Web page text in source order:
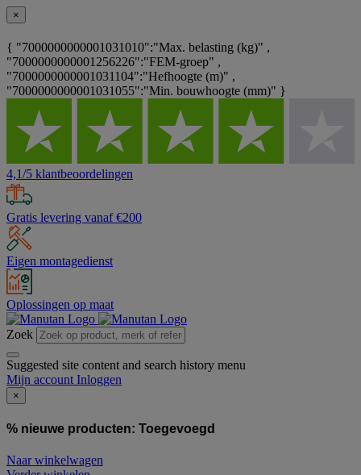
×
{ "7000000000001031010":"Max. belasting (kg)" ,
"7000000000001256226":"FEM-groep" ,
"7000000000001031104":"Hefhoogte (m)" ,
"7000000000001031055":"Min. bouwhoogte (mm)" }
4,1/5 klantbeoordelingen
Gratis levering vanaf €200
Eigen montagedienst
Oplossingen op maat
Zoek
Suggested site content and search history menu
Mijn account Inloggen
×
% nieuwe producten: Toegevoegd
Naar winkelwagen